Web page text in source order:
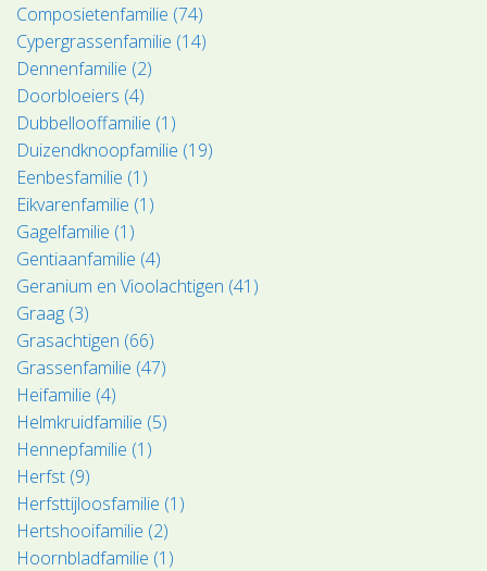
Composietenfamilie (74)
Cypergrassenfamilie (14)
Dennenfamilie (2)
Doorbloeiers (4)
Dubbellooffamilie (1)
Duizendknoopfamilie (19)
Eenbesfamilie (1)
Eikvarenfamilie (1)
Gagelfamilie (1)
Gentiaanfamilie (4)
Geranium en Vioolachtigen (41)
Graag (3)
Grasachtigen (66)
Grassenfamilie (47)
Heifamilie (4)
Helmkruidfamilie (5)
Hennepfamilie (1)
Herfst (9)
Herfsttijloosfamilie (1)
Hertshooifamilie (2)
Hoornbladfamilie (1)